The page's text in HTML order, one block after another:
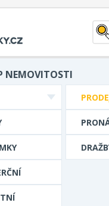
NEMOVITOSTI